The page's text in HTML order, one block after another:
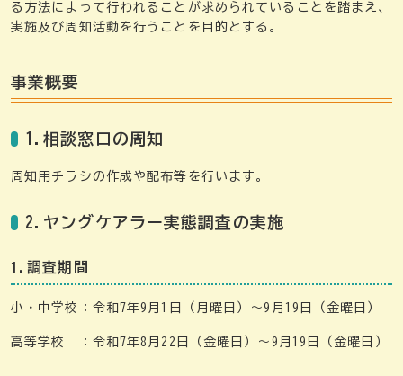
る方法によって行われることが求められていることを踏まえ、
実施及び周知活動を行うことを目的とする。
事業概要
1.相談窓口の周知
周知用チラシの作成や配布等を行います。
2.ヤングケアラー実態調査の実施
1.調査期間
小・中学校： 令和7年9月1日（月曜日）～9月19日（金曜日）
高等学校 ：令和7年8月22日（金曜日）～9月19日（金曜日）